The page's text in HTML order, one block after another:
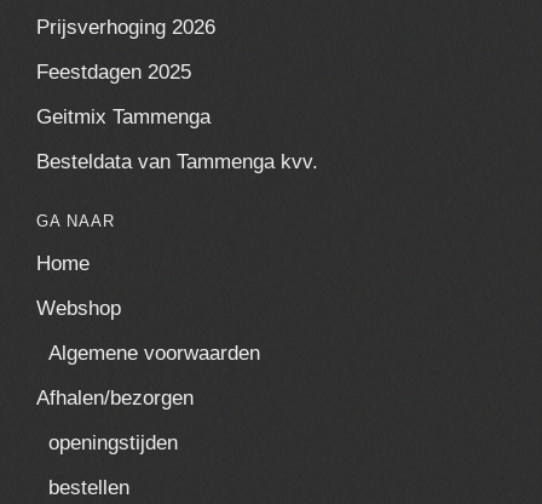
Prijsverhoging 2026
Feestdagen 2025
Geitmix Tammenga
Besteldata van Tammenga kvv.
GA NAAR
Home
Webshop
Algemene voorwaarden
Afhalen/bezorgen
openingstijden
bestellen